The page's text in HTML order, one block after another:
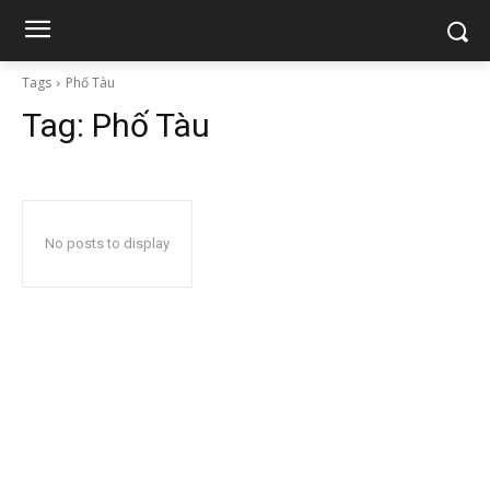
Tags Phố Tàu
Tag: Phố Tàu
No posts to display